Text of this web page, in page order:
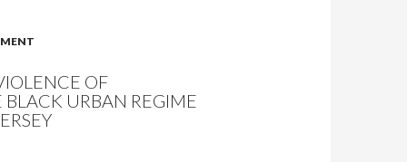
OF
BLACK URBAN REGIME